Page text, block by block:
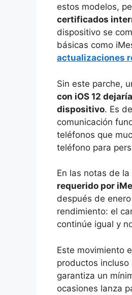
estos modelos,
certificados
dispositivo se
básicas como
actualizaciones
Sin este parche,
con iOS 12
dispositivo. Es
comunicación
teléfonos que
teléfono para
En las notas de
requerido por
después de
rendimiento: el
continúe igual y
Este movimiento
productos
garantiza un
ocasiones lanza